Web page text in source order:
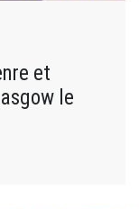
et
le